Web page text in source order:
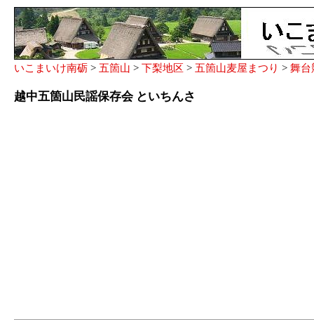
いこまいけ南砺 > 五箇山 > 下梨地区 > 五箇山麦屋まつり > 舞台
越中五箇山民謡保存会 といちんさ